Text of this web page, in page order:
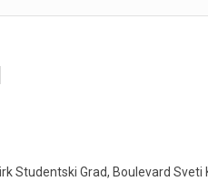
Studentski Grad, Boulevard Sveti